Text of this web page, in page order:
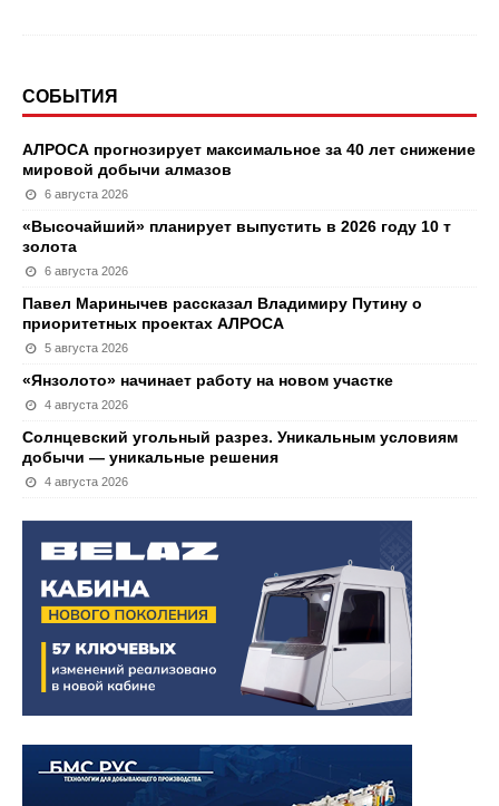
СОБЫТИЯ
АЛРОСА прогнозирует максимальное за 40 лет снижение
мировой добычи алмазов
6 августа 2026
«Высочайший» планирует выпустить в 2026 году 10 т
золота
6 августа 2026
Павел Маринычев рассказал Владимиру Путину о
приоритетных проектах АЛРОСА
5 августа 2026
«Янзолото» начинает работу на новом участке
4 августа 2026
Солнцевский угольный разрез. Уникальным условиям
добычи — уникальные решения
4 августа 2026